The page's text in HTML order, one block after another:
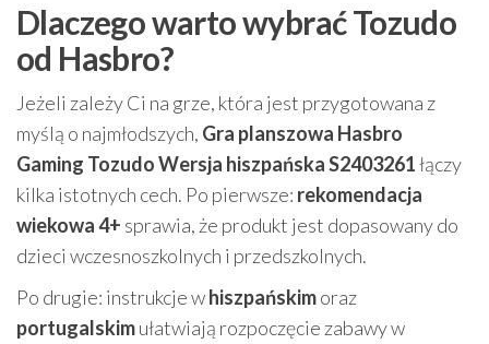
Dlaczego warto wybrać Tozudo
od Hasbro?
Jeżeli zależy Ci na grze, która jest przygotowana z
myślą o najmłodszych, Gra planszowa Hasbro
Gaming Tozudo Wersja hiszpańska S2403261łączy
kilka istotnych cech. Po pierwsze: rekomendacja
wiekowa 4+ sprawia, że produkt jest dopasowany do
dzieci wczesnoszkolnych i przedszkolnych.
Po drugie: instrukcje whiszpańskimoraz
portugalskimułatwiają rozpoczęcie zabawy w